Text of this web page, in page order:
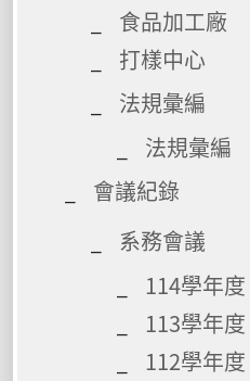
食品加工廠
打樣中心
法規彙編
法規彙編
會議紀錄
系務會議
114學年度
113學年度
112學年度